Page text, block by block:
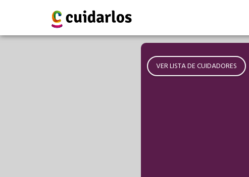
VER LISTA DE CUIDADORES